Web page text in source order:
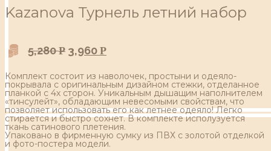
Kazanova Турнель летний набор
5,280Р 3,960 Р
Комплект состоит из наволочек, простыни и одеяло-
покрывала с оригинальным дизайном стежки, отделанное
планкой с 4х сторон. Уникальным дышащим наполнителем
«тинсулейт», обладающим невесомыми свойствам, что
позволяет использовать его как летнее одеяло! Легко
стирается и быстро сохнет. В комплекте исполузуется
ткань сатинового плетения.
Упаковано в фирменную сумку из ПВХ c золотой отделкой
и фото-постера модели.